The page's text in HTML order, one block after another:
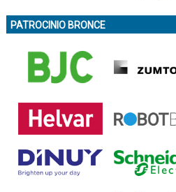
PATROCINIO BRONCE